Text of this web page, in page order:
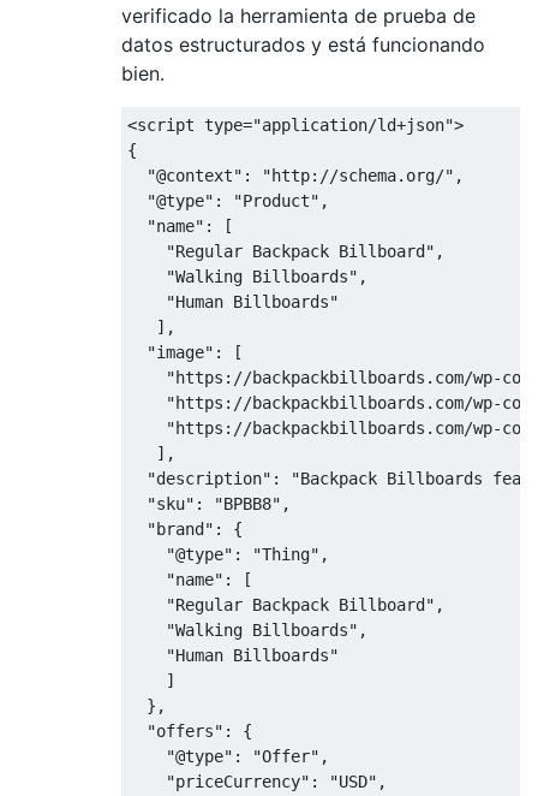
verificado la herramienta de prueba de
datos estructurados y está funcionando
bien.
<script type="application/ld+json">
{
  "@context": "http://schema.org/",
  "@type": "Product",
  "name": [
    "Regular Backpack Billboard",
    "Walking Billboards",
    "Human Billboards"
   ],
  "image": [
"https://backpackbillboards.com/wp-
"https://backpackbillboards.com/wp-
"https://backpackbillboards.com/wp-
   ],
"description": "Backpack Billboards
  "sku": "BPBB8",
  "brand": {
    "@type": "Thing",
    "name": [
    "Regular Backpack Billboard",
    "Walking Billboards",
    "Human Billboards"
    ]
  },
  "offers": {
    "@type": "Offer",
    "priceCurrency": "USD",